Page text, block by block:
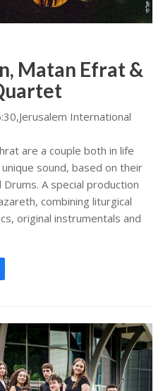
Matan Efrat &
International
are a couple both in life
sound, based on their
A special production
combining liturgical
original instrumentals and